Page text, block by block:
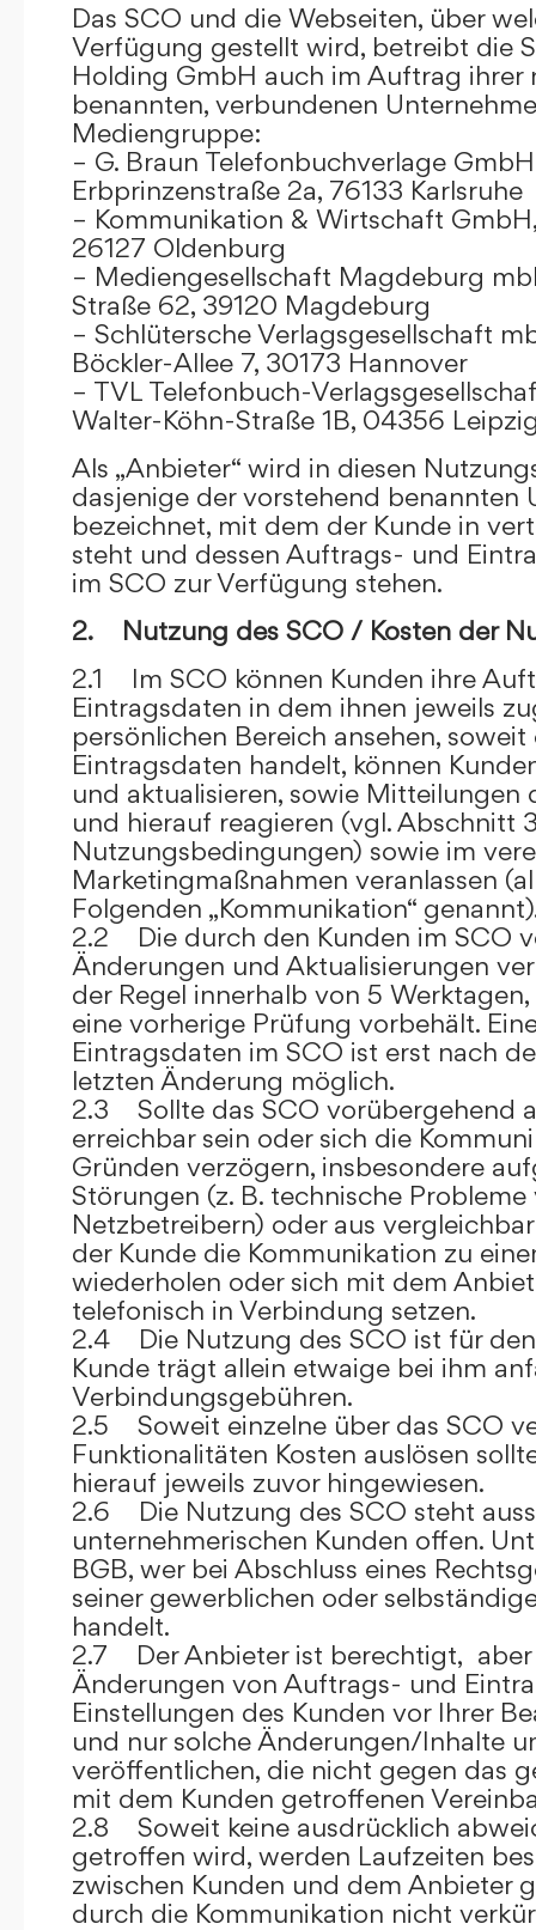
Das SCO und die Webseiten, über
Verfügung gestellt wird, betreibt die
Holding GmbH auch im Auftrag ihrer
benannten, verbundenen
Mediengruppe:
– G. Braun Telefonbuchverlage GmbH
Erbprinzenstraße 2a, 76133 Karlsruhe
– Kommunikation & Wirtschaft
26127 Oldenburg
– Mediengesellschaft Magdeburg
Straße 62, 39120 Magdeburg
– Schlütersche Verlagsgesellschaft
Böckler-Allee 7, 30173 Hannover
– TVL Telefonbuch-
Walter-Köhn-Straße 1B, 04356
Als „Anbieter“ wird in diesen
dasjenige der vorstehend benannten
bezeichnet, mit dem der Kunde in
steht und dessen Auftrags- und
im SCO zur Verfügung stehen.
2. Nutzung des SCO / Kosten der
2.1 Im SCO können Kunden ihre
Eintragsdaten in dem ihnen jeweils
persönlichen Bereich ansehen,
Eintragsdaten handelt, können
und aktualisieren, sowie Mitteilungen
und hierauf reagieren (vgl. Abschnitt
Nutzungsbedingungen) sowie im
Marketingmaßnahmen veranlassen
Folgenden „Kommunikation“
2.2 Die durch den Kunden im SCO
Änderungen und Aktualisierungen
der Regel innerhalb von 5
eine vorherige Prüfung vorbehält.
Eintragsdaten im SCO ist erst nach
letzten Änderung möglich.
2.3 Sollte das SCO vorübergehend
erreichbar sein oder sich die
Gründen verzögern, insbesondere
Störungen (z. B. technische
Netzbetreibern) oder aus
der Kunde die Kommunikation zu
wiederholen oder sich mit dem
telefonisch in Verbindung setzen.
2.4 Die Nutzung des SCO ist für den
Kunde trägt allein etwaige bei ihm
Verbindungsgebühren.
2.5 Soweit einzelne über das SCO
Funktionalitäten Kosten auslösen
hierauf jeweils zuvor hingewiesen.
2.6 Die Nutzung des SCO steht
unternehmerischen Kunden offen.
BGB, wer bei Abschluss eines
seiner gewerblichen oder
handelt.
2.7 Der Anbieter ist berechtigt,
Änderungen von Auftrags- und
Einstellungen des Kunden vor Ihrer
und nur solche Änderungen/Inhalte
veröffentlichen, die nicht gegen das
mit dem Kunden getroffenen
2.8 Soweit keine ausdrücklich
getroffen wird, werden Laufzeiten
zwischen Kunden und dem Anbieter
durch die Kommunikation nicht